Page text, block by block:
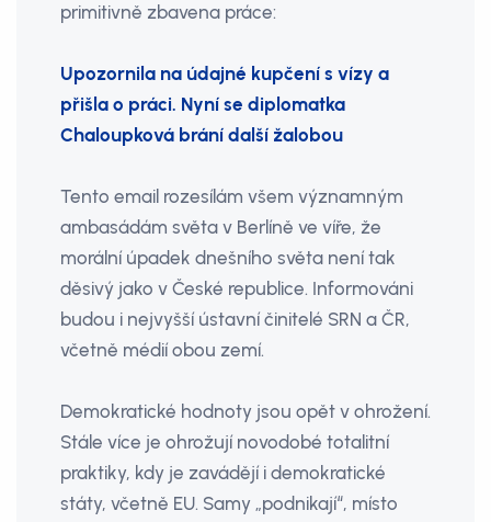
primitivně zbavena práce:
Upozornila na údajné kupčení s vízy a
přišla o práci. Nyní se diplomatka
Chaloupková brání další žalobou
Tento email rozesílám všem významným
ambasádám světa v Berlíně ve víře, že
morální úpadek dnešního světa není tak
děsivý jako v České republice. Informováni
budou i nejvyšší ústavní činitelé SRN a ČR,
včetně médií obou zemí.
Demokratické hodnoty jsou opět v ohrožení.
Stále více je ohrožují novodobé totalitní
praktiky, kdy je zavádějí i demokratické
státy, včetně EU. Samy „podnikají“, místo